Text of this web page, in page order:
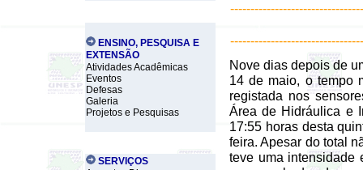
Nove dias depois de
14 de maio, o tempo
registada nos
Área de Hidráulica e
17:55 horas desta
feira. Apesar do total
teve uma intensidade
ENSINO, PESQUISA E
EXTENSÃO
Atividades Acadêmicas
Eventos
Defesas
Galeria
Projetos e Pesquisas
SERVIÇOS